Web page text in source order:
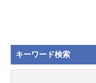
キーワード検索